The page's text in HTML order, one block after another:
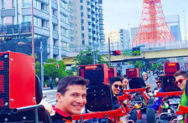
Anfahrt Bewertungen
Unternehmen
Shop
Tokio Shinagawa
Tokio Akihabara#2